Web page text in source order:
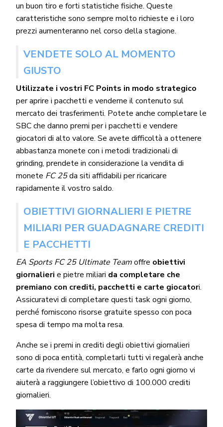
un buon tiro e forti statistiche fisiche. Queste
caratteristiche sono sempre molto richieste e i loro
prezzi aumenteranno nel corso della stagione.
VENDETE SOLO AL MOMENTO
GIUSTO
Utilizzate i vostri FC Points in modo strategico
per aprire i pacchetti e venderne il contenuto sul
mercato dei trasferimenti. Potete anche completare le
SBC che danno premi per i pacchetti e vendere
giocatori di alto valore. Se avete difficoltà a ottenere
abbastanza monete con i metodi tradizionali di
grinding, prendete in considerazione la vendita di
monete FC 25da siti affidabili per ricaricare
rapidamente il vostro saldo.
OBIETTIVI GIORNALIERI E PIETRE
MILIARI PER GUADAGNARE CREDITI
E PACCHETTI
EA Sports FC 25 Ultimate Teamoffre obiettivi
giornalieri e pietre miliari da completare che
premiano con crediti, pacchetti e carte giocatori.
Assicuratevi di completare questi task ogni giorno,
perché forniscono risorse gratuite spesso con poca
spesa di tempo ma molta resa.
Anche se i premi in crediti degli obiettivi giornalieri
sono di poca entità, completarli tutti vi regalerà anche
carte da rivendere sul mercato, e farlo ogni giorno vi
aiuterà a raggiungere l’obiettivo di 100.000 crediti
giornalieri.